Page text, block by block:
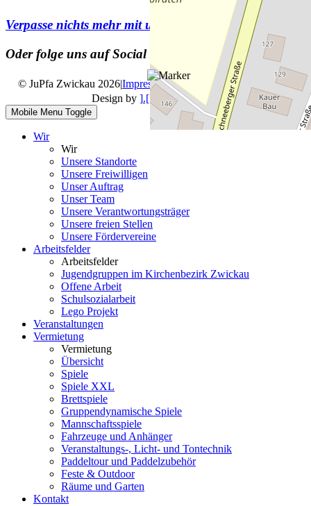
Verpasse nichts mehr mit unserem
Newsletter
Oder folge uns auf Social Media
© JuPfa Zwickau 2026|Impressum|Datenschutz|
Design by ].[ mediengestalter
Mobile Menu Toggle
Wir
Wir
Unsere Standorte
Unsere Freiwilligen
Unser Auftrag
Unser Team
Unsere Verantwortungsträger
Unsere freien Stellen
Unsere Fördervereine
Arbeitsfelder
Arbeitsfelder
Jugendgruppen im Kirchenbezirk Zwickau
Offene Arbeit
Schulsozialarbeit
Lego Projekt
Veranstaltungen
Vermietung
Vermietung
Übersicht
Spiele
Spiele XXL
Brettspiele
Gruppendynamische Spiele
Mannschaftsspiele
Fahrzeuge und Anhänger
Veranstaltungs-, Licht- und Tontechnik
Paddeltour und Paddelzubehör
Feste & Outdoor
Räume und Garten
Kontakt